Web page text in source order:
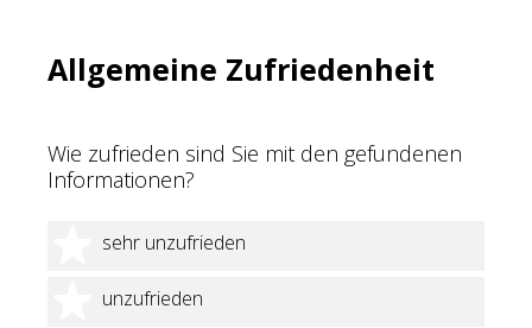
Allgemeine Zufriedenheit
Wie zufrieden sind Sie mit den gefundenen
Informationen?
sehr unzufrieden
1 Stern
unzufrieden
2 Sterne